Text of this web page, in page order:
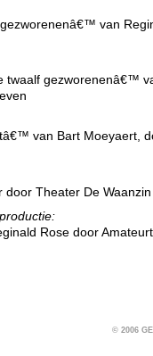
van
twaalf gezworenenâ€™
van Bart Moeyaert,
Theater De Waanzin
Rose door
© 2006